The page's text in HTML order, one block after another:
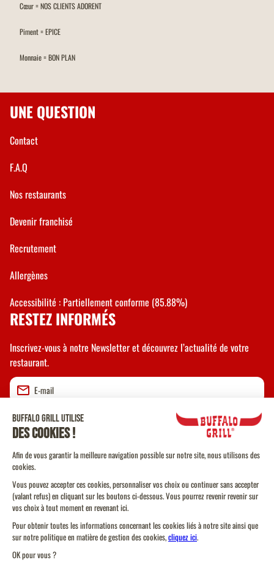
Cœur = NOS CLIENTS ADORENT
Piment = EPICE
Monnaie = BON PLAN
UNE QUESTION
Contact
F.A.Q
Nos restaurants
Devenir franchisé
Recrutement
Allergènes
Accessibilité : Partiellement conforme (85.88%)
RESTEZ INFORMÉS
Inscrivez-vous à notre Newsletter et découvrez l’actualité de votre
restaurant.
Valider
CGU
CGV Vente à emporter
CGU Programme de Fidélité
Politique Cookies